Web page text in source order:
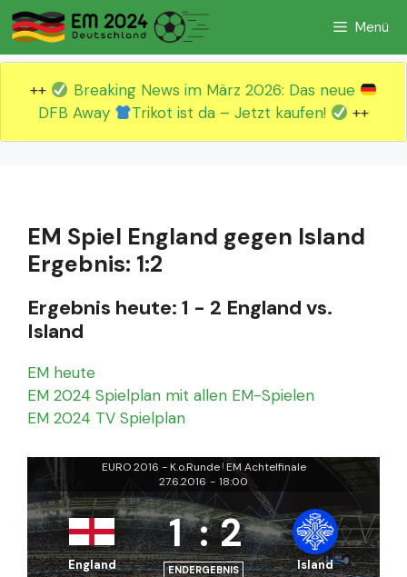
Zum
Inhalt
springen
Menü
++
Breaking News im März 2026: Das neue
DFB Away
Trikot ist da – Jetzt kaufen! ++
EM Spiel England gegen Island
Ergebnis: 1:2
Ergebnis heute: 1 - 2 England vs.
Island
EM heute
EM 2024 Spielplan mit allen EM-Spielen
EM 2024 TV Spielplan
EURO 2016 - K.o.Runde | EM Achtelfinale
27.6.2016 - 18:00
England
1 : 2
ENDERGEBNIS Island